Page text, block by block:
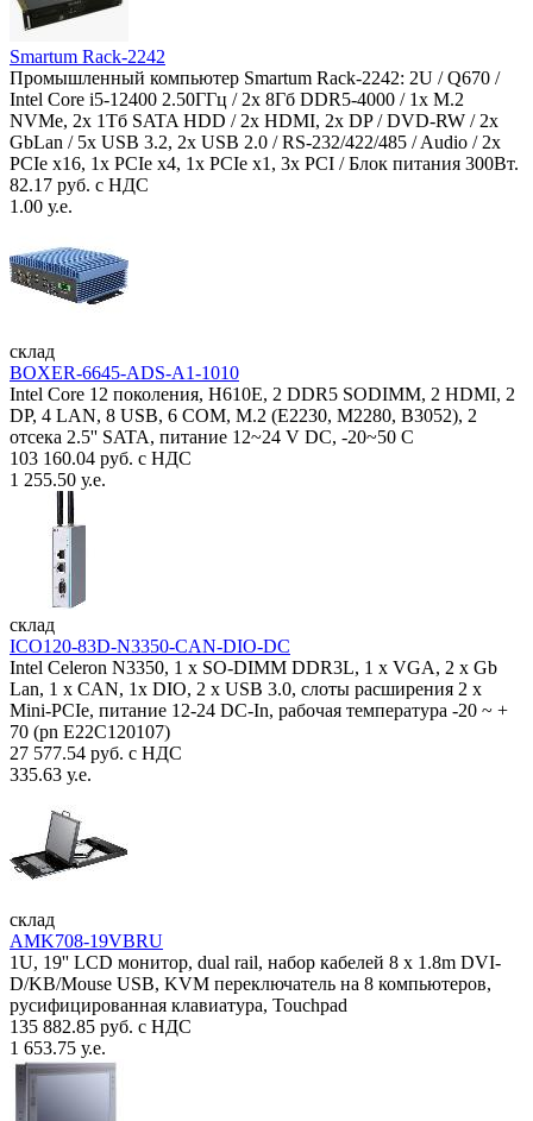
Smartum Rack-2242
Промышленный компьютер Smartum Rack-2242: 2U / Q670 /
Intel Core i5-12400 2.50ГГц / 2x 8Гб DDR5-4000 / 1x M.2
NVMe, 2x 1Тб SATA HDD / 2x HDMI, 2x DP / DVD-RW / 2x
GbLan / 5x USB 3.2, 2x USB 2.0 / RS-232/422/485 / Audio / 2x
PCIe x16, 1x PCIe x4, 1x PCIe x1, 3x PCI / Блок питания 300Вт.
82.17 руб. с НДС
1.00 у.е.
склад
BOXER-6645-ADS-A1-1010
Intel Core 12 поколения, H610E, 2 DDR5 SODIMM, 2 HDMI, 2
DP, 4 LAN, 8 USB, 6 COM, M.2 (E2230, M2280, B3052), 2
отсека 2.5'' SATA, питание 12~24 V DC, -20~50 C
103 160.04 руб. с НДС
1 255.50 у.е.
склад
ICO120-83D-N3350-CAN-DIO-DC
Intel Celeron N3350, 1 х SO-DIMM DDR3L, 1 х VGA, 2 x Gb
Lan, 1 х CAN, 1x DIO, 2 х USB 3.0, слоты расширения 2 x
Mini-PCIe, питание 12-24 DC-In, рабочая температура -20 ~ +
70 (pn E22C120107)
27 577.54 руб. с НДС
335.63 у.е.
склад
AMK708-19VBRU
1U, 19'' LCD монитор, dual rail, набор кабелей 8 x 1.8m DVI-
D/KB/Mouse USB, KVM переключатель на 8 компьютеров,
русифицированная клавиатура, Touchpad
135 882.85 руб. с НДС
1 653.75 у.е.